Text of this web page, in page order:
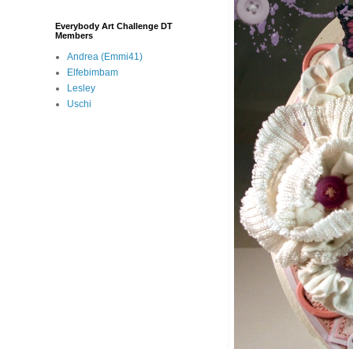
Everybody Art Challenge DT
Members
Andrea (Emmi41)
Elfebimbam
Lesley
Uschi